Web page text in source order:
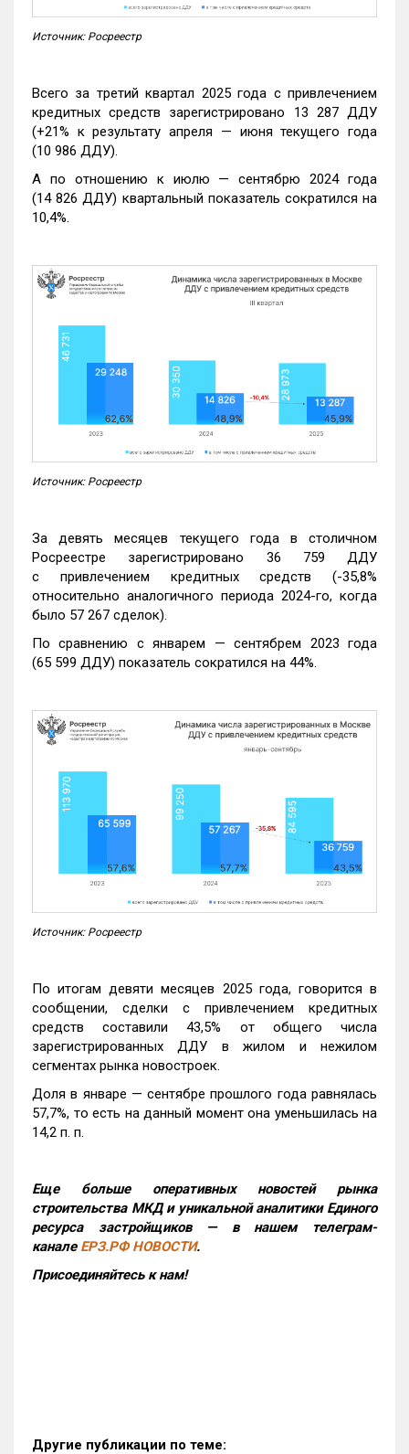
Источник: Росреестр
Всего за третий квартал 2025 года с привлечением
кредитных средств зарегистрировано 13 287 ДДУ
(+21% к результату апреля — июня текущего года
(10 986 ДДУ).
А по отношению к июлю — сентябрю 2024 года
(14 826 ДДУ) квартальный показатель сократился на
10,4%.
Источник: Росреестр
За девять месяцев текущего года в столичном
Росреестре зарегистрировано 36 759 ДДУ
с привлечением кредитных средств (-35,8%
относительно аналогичного периода 2024-го, когда
было 57 267 сделок).
По сравнению с январем — сентябрем 2023 года
(65 599 ДДУ) показатель сократился на 44%.
Источник: Росреестр
По итогам девяти месяцев 2025 года, говорится в
сообщении, сделки с привлечением кредитных
средств составили 43,5% от общего числа
зарегистрированных ДДУ в жилом и нежилом
сегментах рынка новостроек.
Доля в январе — сентябре прошлого года равнялась
57,7%, то есть на данный момент она уменьшилась на
14,2 п. п.
Еще больше оперативных новостей рынка
строительства МКД и уникальной аналитики Единого
ресурса застройщиков — в нашем телеграм-
канале ЕРЗ.РФ НОВОСТИ.
Присоединяйтесь к нам!
Другие публикации по теме: